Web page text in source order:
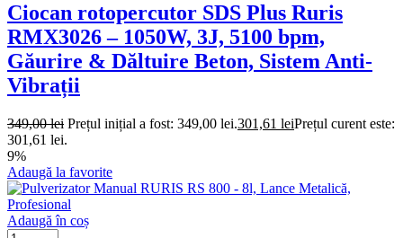
Ciocan rotopercutor SDS Plus Ruris
RMX3026 – 1050W, 3J, 5100 bpm,
Găurire & Dăltuire Beton, Sistem Anti-
Vibrații
349,00lei Prețul inițial a fost: 349,00 lei.301,61 leiPrețul curent este:
301,61 lei.
9%
Adaugă la favorite
Adaugă în coș